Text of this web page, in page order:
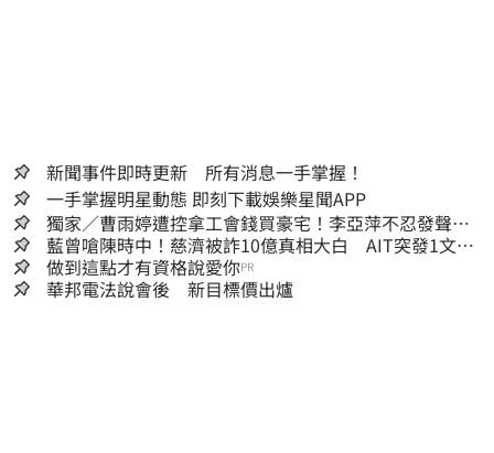
新聞事件即時更新 所有消息一手掌握！
一手掌握明星動態 即刻下載娛樂星聞APP
獨家／曹雨婷遭控拿工會錢買豪宅！李亞萍不忍發聲：
余天管工會都貼錢
藍曾嗆陳時中！慈濟被詐10億真相大白 AIT突發1文酸
爆…他笑：真的很會
做到這點才有資格說愛你PR
華邦電法說會後 新目標價出爐